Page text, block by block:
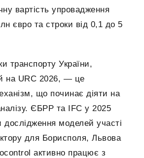
вартість упровадження
євро та строки від 0,1 до 5
транспорту України,
на URC 2026, — це
що починає діяти на
ЄБРР та IFC у 2025
дослідження моделей участі
для Борисполя, Львова
активно працює з